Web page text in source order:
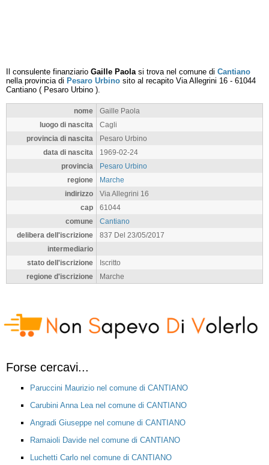
Il consulente finanziario Gaille Paolasi trova nel comune di Cantiano
nella provincia di Pesaro Urbino sito al recapito Via Allegrini 16 - 61044
Cantiano ( Pesaro Urbino ).
nome
Gaille Paola
luogo di nascita
Cagli
provincia di nascita
Pesaro Urbino
data di nascita
1969-02-24
provincia
Pesaro Urbino
regione
Marche
indirizzo
Via Allegrini 16
cap
61044
comune
Cantiano
delibera dell'iscrizione
837 Del 23/05/2017
intermediario
stato dell'iscrizione
Iscritto
regione d'iscrizione
Marche
Forse cercavi...
Paruccini Maurizio nel comune di CANTIANO
Carubini Anna Lea nel comune di CANTIANO
Angradi Giuseppe nel comune di CANTIANO
Ramaioli Davide nel comune di CANTIANO
Luchetti Carlo nel comune di CANTIANO